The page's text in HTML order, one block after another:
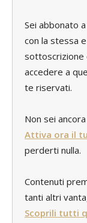
Sei abbonato
con la stessa
sottoscrizione
accedere a
te riservati.
Non sei
Attiva ora il
perderti nulla.
Contenuti
tanti altri
Scoprili tutti